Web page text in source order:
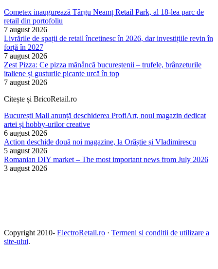
Cometex inaugurează Târgu Neamț Retail Park, al 18-lea parc de
retail din portofoliu
7 august 2026
Livrările de spații de retail încetinesc în 2026, dar investițiile revin în
forță în 2027
7 august 2026
Zest Pizza: Ce pizza mănâncă bucureștenii – trufele, brânzeturile
italiene și gusturile picante urcă în top
7 august 2026
Citește și BricoRetail.ro
București Mall anunță deschiderea ProfiArt, noul magazin dedicat
artei și hobby-urilor creative
6 august 2026
Action deschide două noi magazine, la Orăștie și Vladimirescu
5 august 2026
Romanian DIY market – The most important news from July 2026
3 august 2026
Copyright 2010- ElectroRetail.ro · Termeni si conditii de utilizare a
site-ului.